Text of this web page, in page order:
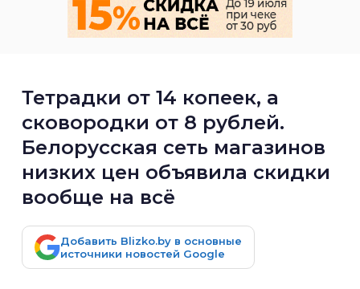
Тетрадки от 14 копеек, а
сковородки от 8 рублей.
Белорусская сеть магазинов
низких цен объявила скидки
вообще на всё
Добавить Blizko.by в основные
источники новостей Google